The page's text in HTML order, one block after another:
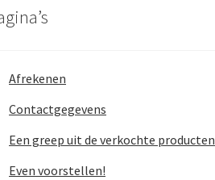
Afrekenen
Contactgegevens
Een greep uit de verkochte producten
Even voorstellen!